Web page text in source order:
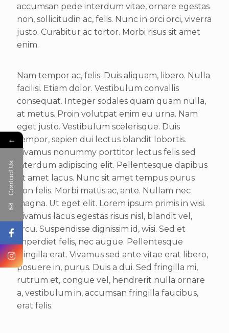
accumsan pede interdum vitae, ornare egestas
non, sollicitudin ac, felis. Nunc in orci orci, viverra
justo. Curabitur ac tortor. Morbi risus sit amet
enim.
Nam tempor ac, felis. Duis aliquam, libero. Nulla
facilisi. Etiam dolor. Vestibulum convallis
consequat. Integer sodales quam quam nulla,
at metus. Proin volutpat enim eu urna. Nam
eget justo. Vestibulum scelerisque. Duis
tempor, sapien dui lectus blandit lobortis.
Vivamus nonummy porttitor lectus felis sed
interdum adipiscing elit. Pellentesque dapibus
sit amet lacus. Nunc sit amet tempus purus
non felis. Morbi mattis ac, ante. Nullam nec
magna. Ut eget elit. Lorem ipsum primis in wisi.
Vivamus lacus egestas risus nisl, blandit vel,
arcu. Suspendisse dignissim id, wisi. Sed et
imperdiet felis, nec augue. Pellentesque
fringilla erat. Vivamus sed ante vitae erat libero,
posuere in, purus. Duis a dui. Sed fringilla mi,
rutrum et, congue vel, hendrerit nulla ornare
a, vestibulum in, accumsan fringilla faucibus,
erat felis.
←
Contact Us